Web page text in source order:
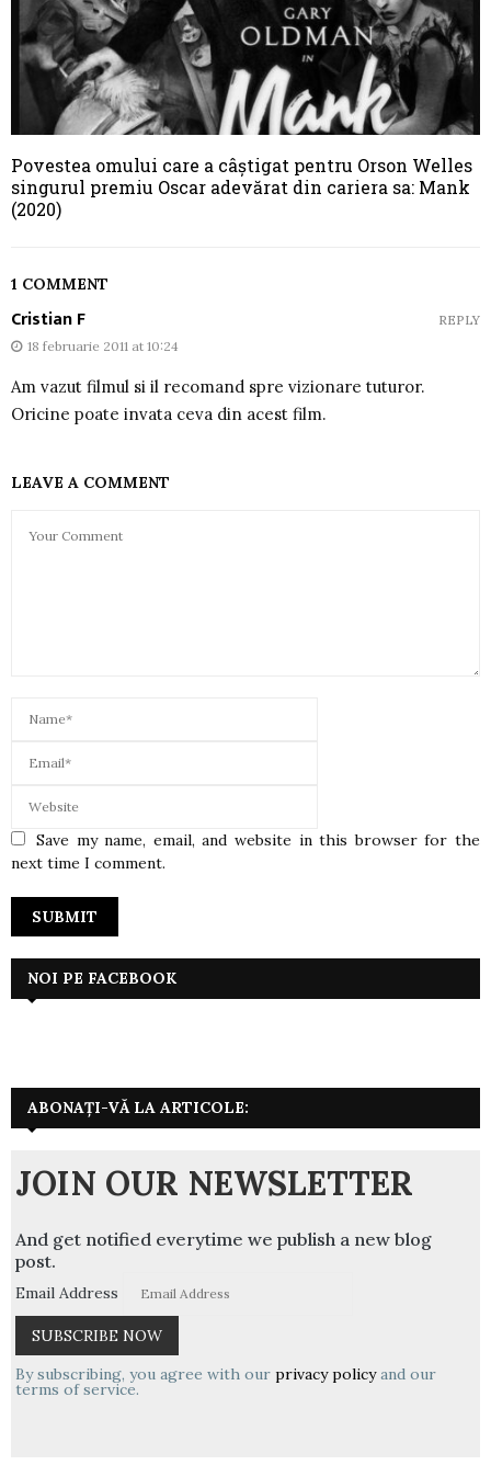
Povestea omului care a câștigat pentru Orson Welles
singurul premiu Oscar adevărat din cariera sa: Mank
(2020)
1 COMMENT
Cristian F
18 februarie 2011 at 10:24
Am vazut filmul si il recomand spre vizionare tuturor.
Oricine poate invata ceva din acest film.
REPLY
LEAVE A COMMENT
Save my name, email, and website in this browser for the
next time I comment.
NOI PE FACEBOOK
ABONAȚI-VĂ LA ARTICOLE:
JOIN OUR NEWSLETTER
And get notified everytime we publish a new blog
post.
Email Address
By subscribing, you agree with our privacy policyand our
terms of service.